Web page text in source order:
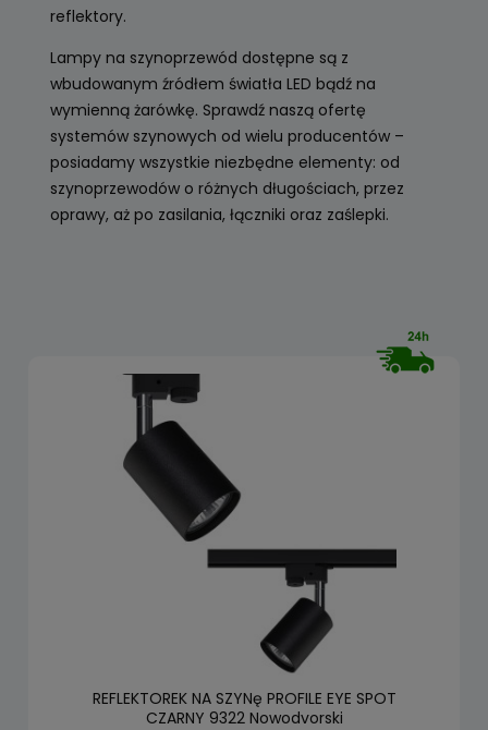
reflektory.
Lampy na szynoprzewód dostępne są z
wbudowanym źródłem światła LED bądź na
wymienną żarówkę. Sprawdź naszą ofertę
systemów szynowych od wielu producentów –
posiadamy wszystkie niezbędne elementy: od
szynoprzewodów o różnych długościach, przez
oprawy, aż po zasilania, łączniki oraz zaślepki.
REFLEKTOREK NA SZYNę PROFILE EYE SPOT
CZARNY 9322 Nowodvorski